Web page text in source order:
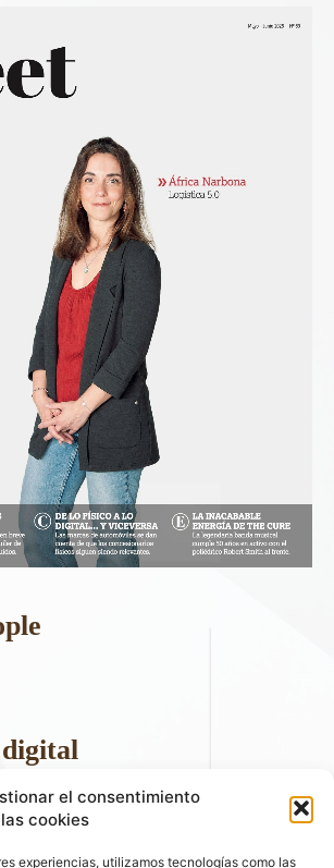
el consentimiento
cookies
experiencias, utilizamos tecnologías como las
ejemplar
en redes sociales